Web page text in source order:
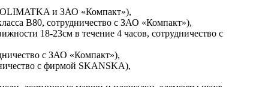
и ЗАО «Компакт»),
В80, сотрудничество с ЗАО «Компакт»),
18-23см в течение 4 часов, сотрудничество с
с ЗАО «Компакт»),
с фирмой SKANSKA),